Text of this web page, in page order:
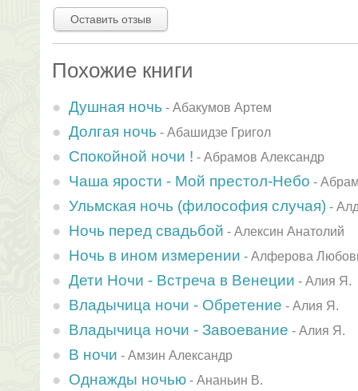
Оставить отзыв
Похожие книги
Душная ночь - Абакумов Артем
Долгая ночь - Абашидзе Григол
Спокойной ночи ! - Абрамов Александр
Чаша ярости - Мой престол-Небо -
Ульмская ночь (философия случая) -
Ночь перед свадьбой - Алексин Анатолий
Ночь в ином измерении - Алферова
Дети Ночи - Встреча в Венеции - Алия Я.
Владычица ночи - Обретение - Алия Я.
Владычица ночи - Завоевание - Алия Я.
В ночи - Амзин Александр
Однажды ночью - Ананьин В.